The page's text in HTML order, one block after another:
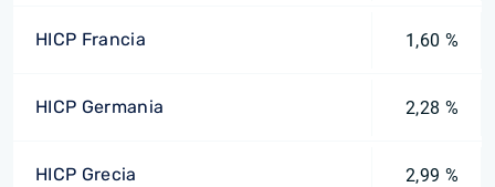
HICP Francia 1,60 %
HICP Germania 2,28 %
HICP Grecia 2,99 %